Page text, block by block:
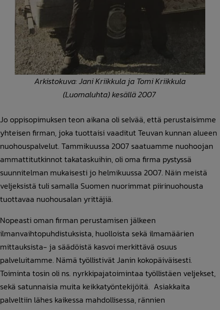
Arkistokuva: Jani Kriikkula ja Tomi Kriikkula
(Luomaluhta) kesällä 2007
Jo oppisopimuksen teon aikana oli selvää, että perustaisimme
yhteisen firman, joka tuottaisi vaaditut Teuvan kunnan alueen
nuohouspalvelut. Tammikuussa 2007 saatuamme nuohoojan
ammattitutkinnot takataskuihin, oli oma firma pystyssä
suunnitelman mukaisesti jo helmikuussa 2007. Näin meistä
veljeksistä tuli samalla Suomen nuorimmat piirinuohousta
tuottavaa nuohousalan yrittäjiä.
Nopeasti oman firman perustamisen jälkeen
ilmanvaihtopuhdistuksista, huolloista sekä ilmamäärien
mittauksista- ja säädöistä kasvoi merkittävä osuus
palveluitamme. Nämä työllistivät Janin kokopäiväisesti.
Toiminta tosin oli ns. nyrkkipajatoimintaa työllistäen veljekset,
sekä satunnaisia muita keikkatyöntekijöitä. Asiakkaita
palveltiin lähes kaikessa mahdollisessa, rännien